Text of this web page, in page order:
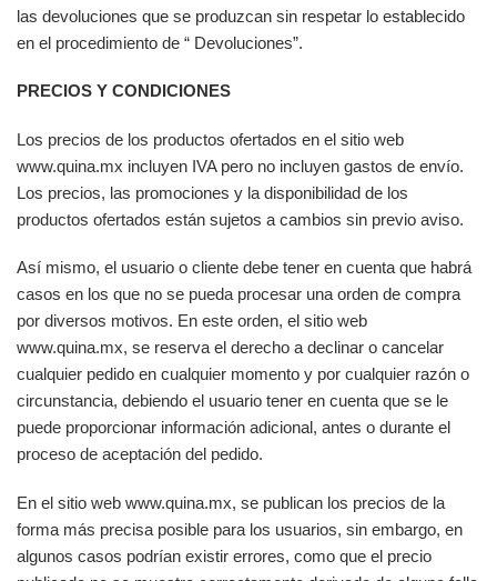
las devoluciones que se produzcan sin respetar lo establecido
en el procedimiento de “ Devoluciones”.
PRECIOS Y CONDICIONES
Los precios de los productos ofertados en el sitio web
www.quina.mx incluyen IVA pero no incluyen gastos de envío.
Los precios, las promociones y la disponibilidad de los
productos ofertados están sujetos a cambios sin previo aviso.
Así mismo, el usuario o cliente debe tener en cuenta que habrá
casos en los que no se pueda procesar una orden de compra
por diversos motivos. En este orden, el sitio web
www.quina.mx, se reserva el derecho a declinar o cancelar
cualquier pedido en cualquier momento y por cualquier razón o
circunstancia, debiendo el usuario tener en cuenta que se le
puede proporcionar información adicional, antes o durante el
proceso de aceptación del pedido.
En el sitio web www.quina.mx, se publican los precios de la
forma más precisa posible para los usuarios, sin embargo, en
algunos casos podrían existir errores, como que el precio